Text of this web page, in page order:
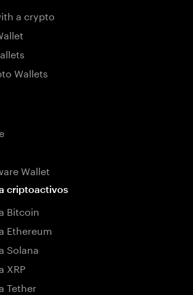
a crypto
Wallets
Wallet
criptoactivos
Bitcoin
Ethereum
Solana
XRP
Tether